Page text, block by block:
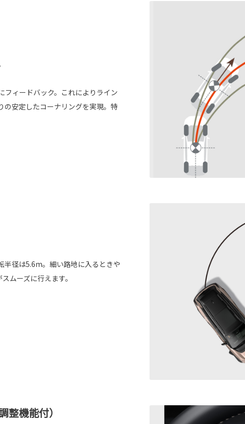
フィードバック。これによりライン
の安定したコーナリングを実現。特
半径は5.6m。細い路地に入るときや
ムーズに行えます。
整機能付）